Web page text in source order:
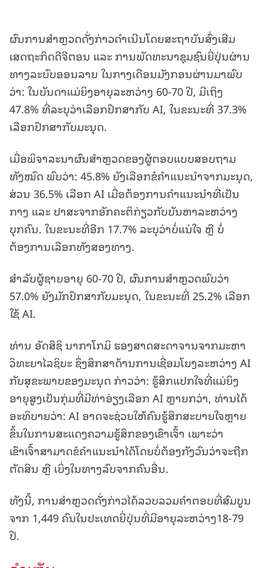
ຜົນການສຳຫຼວດດັ່ງກ່າວດຳເນີນໂດຍສະຖາບັນສົ່ງເສີມ
ເສດຖະກິດດີຈີຕອນ ແລະ ການພັດທະນາຊຸມຊົນຍີ່ປຸ່ນຜ່ານ
ທາງລະບົບອອນລາຍ ໃນກາງເດືອນມັງກອນຜ່ານມາພົບ
ວ່າ: ໃນບັນດາແມ່ຍິງອາຍຸລະຫວ່າງ 60-70 ປີ, ມີເຖິງ
47.8% ທີ່ລະບຸວ່າເລືອກປຶກສາກັບ AI, ໃນຂະນະທີ່ 37.3%
ເລືອກປຶກສາກັບມະນຸດ.
ເມື່ອພິຈາລະນາຜົນສຳຫຼວດຂອງຜູ້ຕອບແບບສອບຖາມ
ທັງໝົດ ພົບວ່າ: 45.8% ຍັງເລືອກຂໍຄໍາແນະນໍາຈາກມະນຸດ,
ສ່ວນ 36.5% ເລືອກ AI ເມື່ອຕ້ອງການຄໍາແນະນໍາທີ່ເປັນ
ກາງ ແລະ ປາສະຈາກອັກຄະຕິກ່ຽວກັບບັນຫາລະຫວ່າງ
ບຸກຄົນ. ໃນຂະນະທີ່ອີກ 17.7% ລະບຸວ່າບໍ່ແນ່ໃຈ ຫຼື ບໍ່
ຕ້ອງການເລືອກທັງສອງທາງ.
ສໍາລັບຜູ້ຊາຍອາຍຸ 60-70 ປີ, ຜົນການສຳຫຼວດພົບວ່າ
57.0% ຍັງມັກປຶກສາກັບມະນຸດ, ໃນຂະນະທີ່ 25.2% ເລືອກ
ໃຊ້ AI.
ທ່ານ ອັດສຶຊິ ນາກາໂກມິ ຮອງສາດສະດາຈານຈາກມະຫາ
ວິທະຍາໄລຊິບະ ຊຶ່ງສຶກສາດ້ານການເຊື່ອມໂຍງລະຫວ່າງ AI
ກັບສຸຂະພາບຂອງມະນຸດ ກ່າວວ່າ: ຮູ້ສຶກແປກໃຈທີ່ແມ່ຍິງ
ອາຍຸສູງເປັນກຸ່ມທີ່ມີທ່າອ່ຽງເລືອກ AI ຫຼາຍກວ່າ, ທ່ານໄດ້
ອະທິບາຍວ່າ: AI ອາດຈະຊ່ວຍໃຫ້ຄົນຮູ້ສຶກສະບາຍໃຈຫຼາຍ
ຂຶ້ນໃນການສະແດງຄວາມຮູ້ສຶກຂອງເຂົາເຈົ້າ ເພາະວ່າ
ເຂົາເຈົ້າສາມາດຂໍຄໍາແນະນໍາໄດ້ໂດຍບໍ່ຕ້ອງກັງວົນວ່າຈະຖືກ
ຕັດສິນ ຫຼື ເບິ່ງໃນທາງລົບຈາກຄົນອື່ນ.
ທັງນີ້, ການສຳຫຼວດດັ່ງກ່າວໄດ້ລວບລວມຄໍາຕອບທີ່ສົມບູນ
ຈາກ 1,449 ຄົນໃນປະເທດຍີ່ປຸ່ນທີ່ມີອາຍຸລະຫວ່າງ18-79
ປີ.